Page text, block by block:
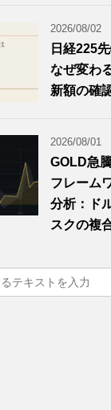
2026/08/02
日経225
なぜ変わ
新額の確
2026/08/01
GOLD急
フレーム
分析：ド
スクの複